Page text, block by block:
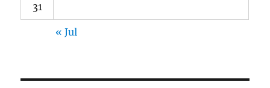
31
« Jul